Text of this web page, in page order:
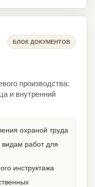
БЛОК ДОКУМЕНТОВ
производства:
и внутренний
охраной труда
видам работ для
инструктажа